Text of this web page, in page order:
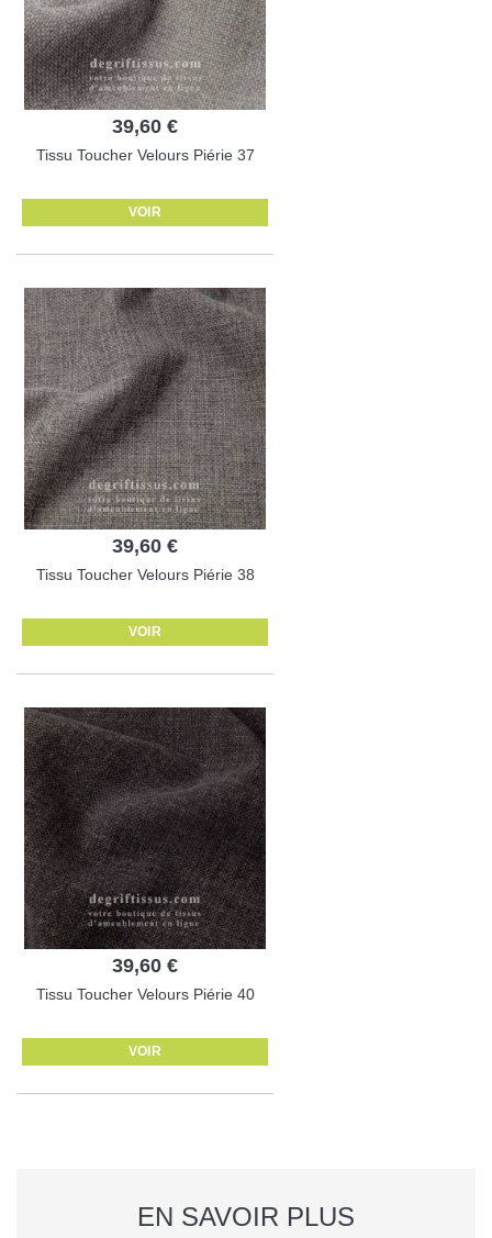
39,60 €
Tissu Toucher Velours Piérie 37
VOIR
39,60 €
Tissu Toucher Velours Piérie 38
VOIR
39,60 €
Tissu Toucher Velours Piérie 40
VOIR
EN SAVOIR PLUS